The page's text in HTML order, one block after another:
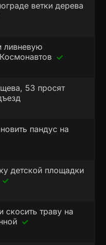
ветки дерева
ливневую
53 просят
пандус на
детской площадки
скосить траву на